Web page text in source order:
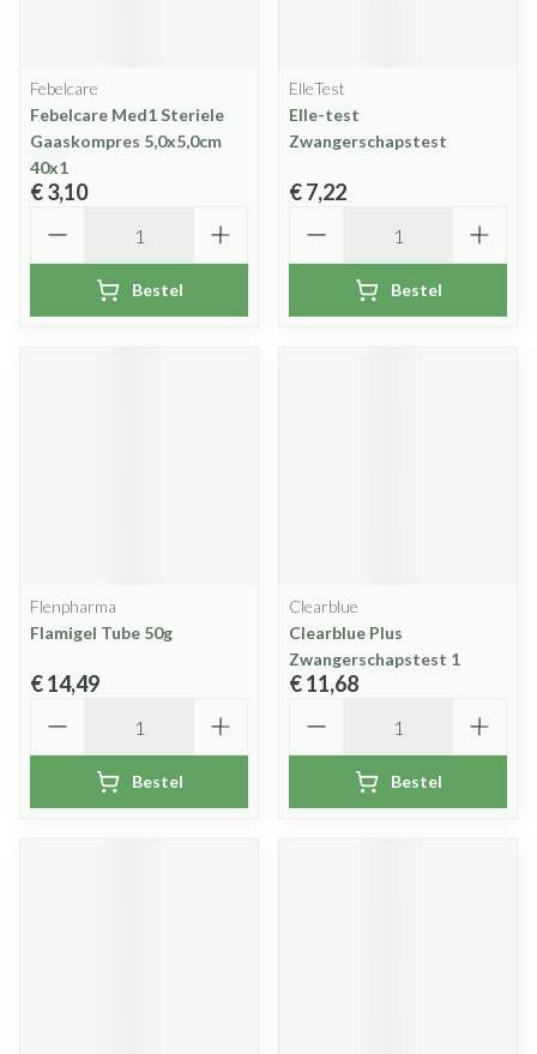
Febelcare
Febelcare Med1 Steriele
Gaaskompres 5,0x5,0cm
40x1
€ 3,10
Bestel
ElleTest
Elle-test
Zwangerschapstest
€ 7,22
Bestel
Flenpharma
Flamigel Tube 50g
€ 14,49
Bestel
Clearblue
Clearblue Plus
Zwangerschapstest 1
€ 11,68
Bestel